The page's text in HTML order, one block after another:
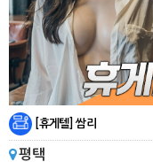
[휴게텔] 쌈리
평택